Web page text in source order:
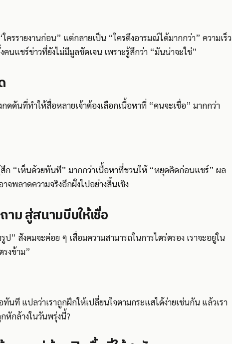
ครรายงานก่อน” แต่กลายเป็น “ใครดึงอารมณ์ได้มากกว่า” ความเร็ว
นแชร์ข่าวที่ยังไม่มีมูลชัดเจน เพราะรู้สึกว่า “มันน่าจะใช่”
ดันที่ทำให้สื่อหลายเจ้าต้องเลือกเนื้อหาที่ “คนจะเชื่อ” มากกว่า
“เห็นด้วยทันที” มากกว่าเนื้อหาที่ชวนให้ “หยุดคิดก่อนแชร์” ผล
จพลาดความจริงอีกฝั่งไปอย่างสิ้นเชิง
ม สู่สนามบีบให้เชื่อ
” สังคมจะค่อย ๆ เสื่อมความสามารถในการไตร่ตรอง เราจะอยู่ใน
งข้าม”
นที แปลว่าเราถูกฝึกให้เปลี่ยนใจตามกระแสได้ง่ายเช่นกัน แล้วเรา
หักล้างในวันพรุ่งนี้?